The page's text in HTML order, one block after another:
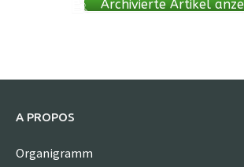
Archivierte Artikel
A PROPOS
Organigramm